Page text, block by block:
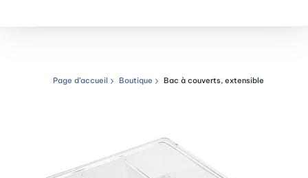
Chemin de navigation
Page d’accueil Boutique Bac à couverts, extensible